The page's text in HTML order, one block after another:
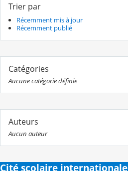
Trier par
Récemment mis à jour
Récemment publié
Catégories
Aucune catégorie définie
Auteurs
Aucun auteur
Cité scolaire internationale